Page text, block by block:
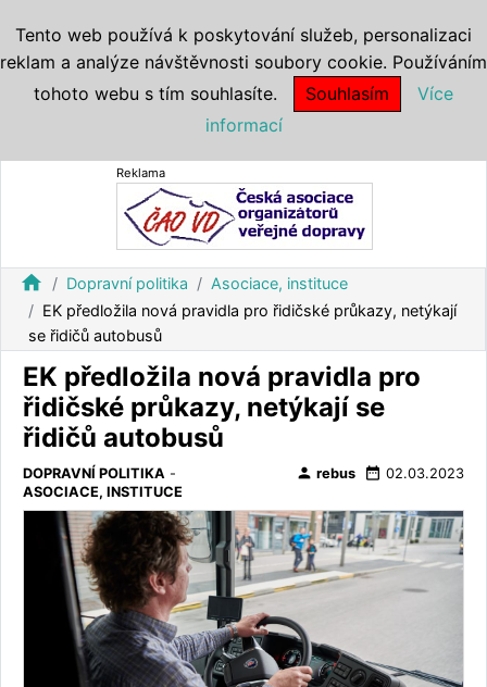
Reklama
home Dopravní politika
Asociace, instituce
EK předložila nová pravidla pro řidičské průkazy, netýkají
se řidičů autobusů
EK předložila nová pravidla pro
řidičské průkazy, netýkají se
řidičů autobusů
DOPRAVNÍ POLITIKA -
ASOCIACE, INSTITUCE
person rebus date_range 02.03.2023
Tento web používá k poskytování služeb, personalizaci
reklam a analýze návštěvnosti soubory cookie. Používáním
tohoto webu s tím souhlasíte.
Souhlasím
Více
informací